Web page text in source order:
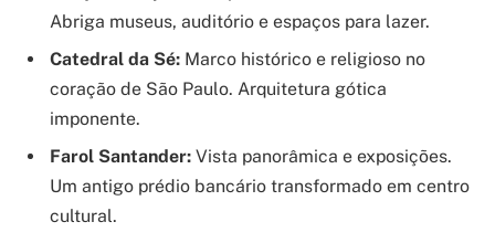
Abriga museus, auditório e espaços para lazer.
Catedral da Sé: Marco histórico e religioso no
coração de São Paulo. Arquitetura gótica
imponente.
Farol Santander: Vista panorâmica e exposições.
Um antigo prédio bancário transformado em centro
cultural.